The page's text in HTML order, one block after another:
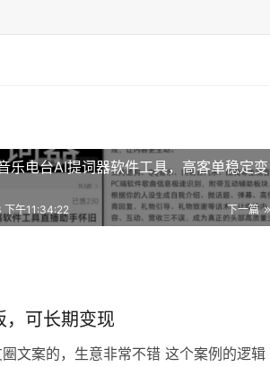
乐电台AI提词器软件工具，高客单稳定变
下一篇
午11:34:22
，可长期变现
文案的，生意非常不错 这个案例的逻辑